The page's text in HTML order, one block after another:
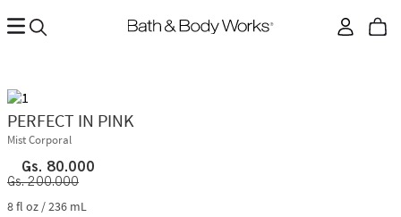
PERFECT IN PINK
Mist Corporal
Gs. 80.000
Gs. 200.000
8 fl oz / 236 mL